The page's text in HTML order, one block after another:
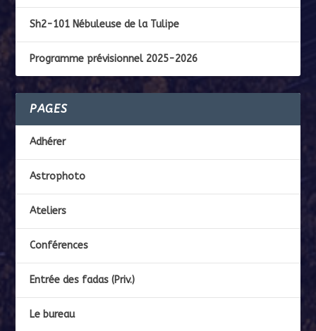
Sh2-101 Nébuleuse de la Tulipe
Programme prévisionnel 2025-2026
PAGES
Adhérer
Astrophoto
Ateliers
Conférences
Entrée des fadas (Priv.)
Le bureau